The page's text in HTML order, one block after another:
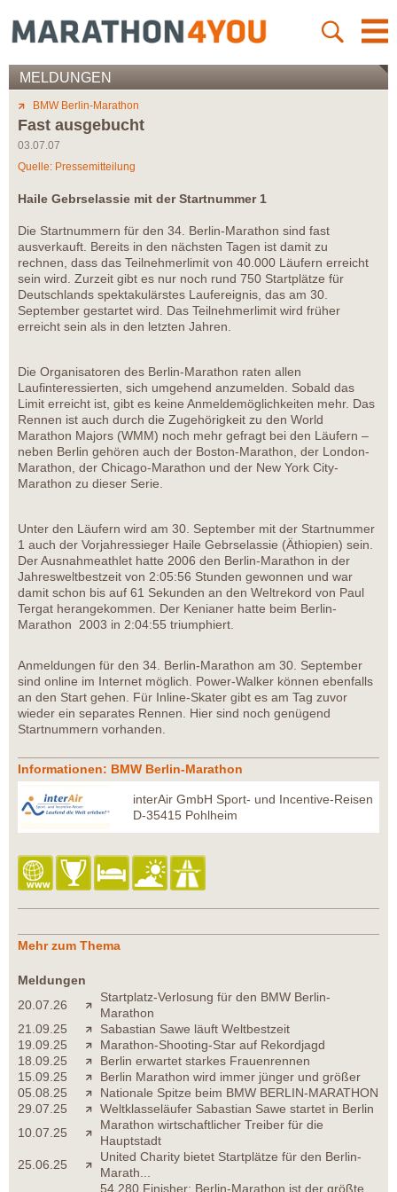
MELDUNGEN
BMW Berlin-Marathon
Fast ausgebucht
03.07.07
Quelle: Pressemitteilung
Haile Gebrselassie mit der Startnummer 1
Die Startnummern für den 34. Berlin-Marathon sind fast
ausverkauft. Bereits in den nächsten Tagen ist damit zu
rechnen, dass das Teilnehmerlimit von 40.000 Läufern erreicht
sein wird. Zurzeit gibt es nur noch rund 750 Startplätze für
Deutschlands spektakulärstes Laufereignis, das am 30.
September gestartet wird. Das Teilnehmerlimit wird früher
erreicht sein als in den letzten Jahren.
Die Organisatoren des Berlin-Marathon raten allen
Laufinteressierten, sich umgehend anzumelden. Sobald das
Limit erreicht ist, gibt es keine Anmeldemöglichkeiten mehr. Das
Rennen ist auch durch die Zugehörigkeit zu den World
Marathon Majors (WMM) noch mehr gefragt bei den Läufern –
neben Berlin gehören auch der Boston-Marathon, der London-
Marathon, der Chicago-Marathon und der New York City-
Marathon zu dieser Serie.
Unter den Läufern wird am 30. September mit der Startnummer
1 auch der Vorjahressieger Haile Gebrselassie (Äthiopien) sein.
Der Ausnahmeathlet hatte 2006 den Berlin-Marathon in der
Jahresweltbestzeit von 2:05:56 Stunden gewonnen und war
damit schon bis auf 61 Sekunden an den Weltrekord von Paul
Tergat herangekommen. Der Kenianer hatte beim Berlin-
Marathon 2003 in 2:04:55 triumphiert.
Anmeldungen für den 34. Berlin-Marathon am 30. September
sind online im Internet möglich. Power-Walker können ebenfalls
an den Start gehen. Für Inline-Skater gibt es am Tag zuvor
wieder ein separates Rennen. Hier sind noch genügend
Startnummern vorhanden.
Informationen: BMW Berlin-Marathon
interAir GmbH Sport- und Incentive-Reisen
D-35415 Pohlheim
Mehr zum Thema
Meldungen
20.07.26
Startplatz-Verlosung für den BMW Berlin-
Marathon
21.09.25
Sabastian Sawe läuft Weltbestzeit
19.09.25
Marathon-Shooting-Star auf Rekordjagd
18.09.25
Berlin erwartet starkes Frauenrennen
15.09.25
Berlin Marathon wird immer jünger und größer
05.08.25
Nationale Spitze beim BMW BERLIN-MARATHON
29.07.25
Weltklasseläufer Sabastian Sawe startet in Berlin
10.07.25
Marathon wirtschaftlicher Treiber für die
Hauptstadt
25.06.25
United Charity bietet Startplätze für den Berlin-
Marath...
54.280 Finisher: Berlin-Marathon ist der größte